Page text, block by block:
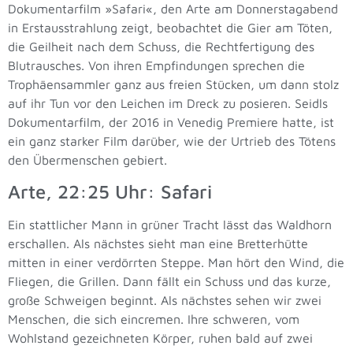
Dokumentarfilm »Safari«, den Arte am Donnerstagabend
in Erstausstrahlung zeigt, beobachtet die Gier am Töten,
die Geilheit nach dem Schuss, die Rechtfertigung des
Blutrausches. Von ihren Empfindungen sprechen die
Trophäensammler ganz aus freien Stücken, um dann stolz
auf ihr Tun vor den Leichen im Dreck zu posieren. Seidls
Dokumentarfilm, der 2016 in Venedig Premiere hatte, ist
ein ganz starker Film darüber, wie der Urtrieb des Tötens
den Übermenschen gebiert.
Arte, 22:25 Uhr: Safari
Ein stattlicher Mann in grüner Tracht lässt das Waldhorn
erschallen. Als nächstes sieht man eine Bretterhütte
mitten in einer verdörrten Steppe. Man hört den Wind, die
Fliegen, die Grillen. Dann fällt ein Schuss und das kurze,
große Schweigen beginnt. Als nächstes sehen wir zwei
Menschen, die sich eincremen. Ihre schweren, vom
Wohlstand gezeichneten Körper, ruhen bald auf zwei